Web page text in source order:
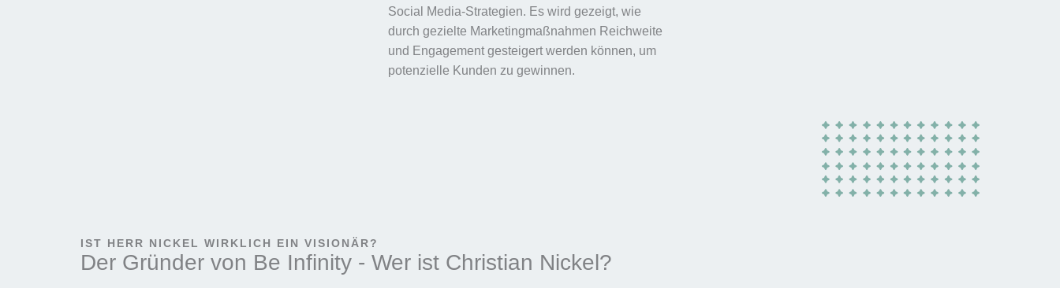
Social Media-Strategien. Es wird gezeigt, wie
durch gezielte Marketingmaßnahmen Reichweite
und Engagement gesteigert werden können, um
potenzielle Kunden zu gewinnen.
IST HERR NICKEL WIRKLICH EIN VISIONÄR?
Der Gründer von Be Infinity - Wer ist Christian Nickel?